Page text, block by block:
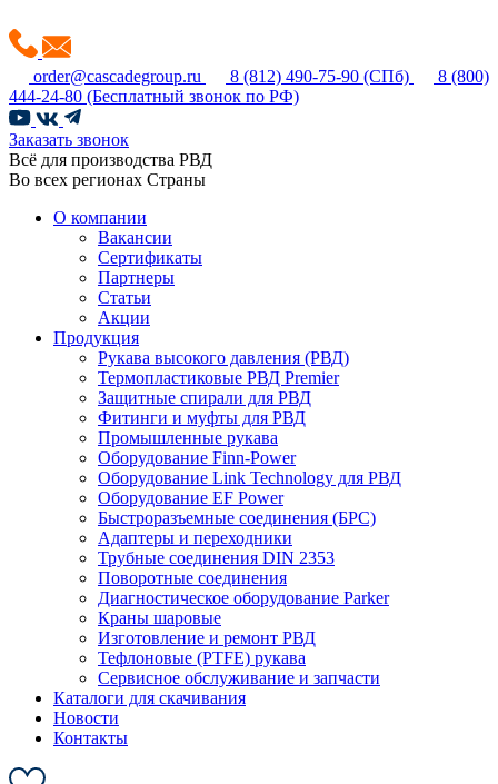
order@cascadegroup.ru 8 (812) 490-75-90 (СПб)
8 (800)
444-24-80 (Бесплатный звонок по РФ)
Заказать звонок
Всё для производства РВД
Во всех регионах Страны
О компании
Вакансии
Сертификаты
Партнеры
Статьи
Акции
Продукция
Рукава высокого давления (РВД)
Термопластиковые РВД Premier
Защитные спирали для РВД
Фитинги и муфты для РВД
Промышленные рукава
Оборудование Finn-Power
Оборудование Link Technology для РВД
Оборудование EF Power
Быстроразъемные соединения (БРС)
Адаптеры и переходники
Трубные соединения DIN 2353
Поворотные соединения
Диагностическое оборудование Parker
Краны шаровые
Изготовление и ремонт РВД
Тефлоновые (PTFE) рукава
Сервисное обслуживание и запчасти
Каталоги для скачивания
Новости
Контакты